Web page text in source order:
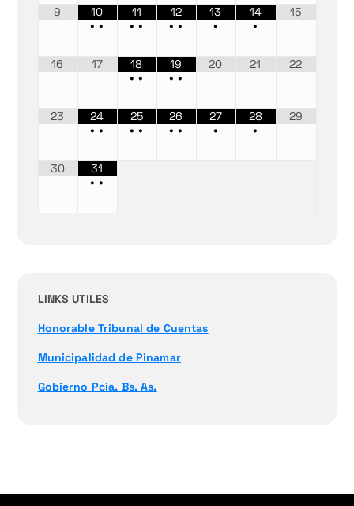
9
10
••
11
••
12
••
13
•
14
•
15
16 17
18
••
19
••
20 21 22
23
24
••
25
••
26
••
27
•
28
•
29
30
31
••
LINKS UTILES
Honorable Tribunal de Cuentas
Municipalidad de Pinamar
Gobierno Pcia. Bs. As.